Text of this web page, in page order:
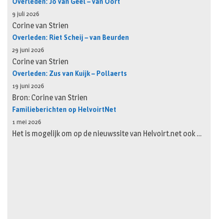
9 juli 2026
Corine van Strien
Overleden: Riet Scheij – van Beurden
29 juni 2026
Corine van Strien
Overleden: Zus van Kuijk – Pollaerts
19 juni 2026
Bron: Corine van Strien
Familieberichten op HelvoirtNet
1 mei 2026
Het is mogelijk om op de nieuwssite van Helvoirt.net ook …